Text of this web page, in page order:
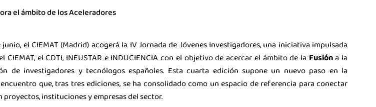
el ámbito de los Aceleradores
el CIEMAT (Madrid) acogerá la IV Jornada de Jóvenes Investigadores, una iniciativa impulsada
CIEMAT, el CDTI, INEUSTAR e INDUCIENCIA con el objetivo de acercar el ámbito de la Fusióna la
de investigadores y tecnólogos españoles. Esta cuarta edición supone un nuevo paso en la
que, tras tres ediciones, se ha consolidado como un espacio de referencia para conectar
instituciones y empresas del sector.